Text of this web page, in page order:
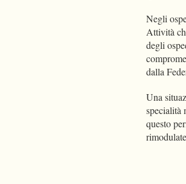
Negli
Attività
degli
dalla
Una
specialità
questo